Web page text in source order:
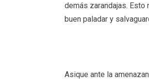
demás zarandajas.
buen paladar y
Asique ante la